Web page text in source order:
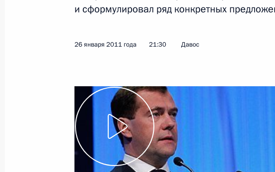
Заявление Президента России в связи с
21 марта 2011 года, 18:30
14 марта 2011 года, понедельник
и сформулировал ряд конкретных
26 января 2011 года 21:30 Давос